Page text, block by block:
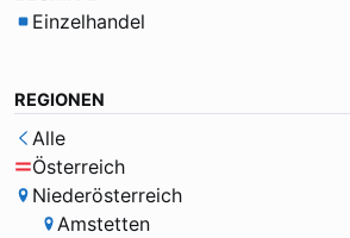
Einzelhandel
REGIONEN
Alle
Österreich
Niederösterreich
Amstetten